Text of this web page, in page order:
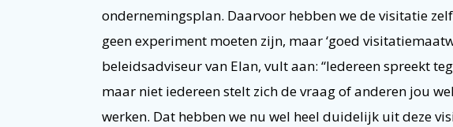
ondernemingsplan. Daarvoor hebben we de visitatie
geen experiment moeten zijn, maar ‘goed
beleidsadviseur van Elan, vult aan: “Iedereen spreekt
maar niet iedereen stelt zich de vraag of anderen jou
werken. Dat hebben we nu wel heel duidelijk uit deze